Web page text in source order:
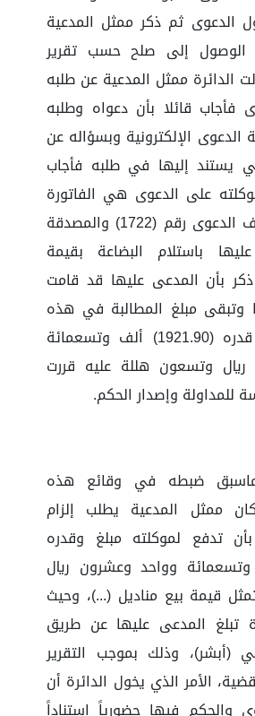
الدعوى ثم ذكر ممثل المدعية
الوصول إلى صلح حسب تقرير
الدائرة ممثل المدعية عن طلبه
قائلا بأن دعواه وطلبه
الإلكترونية وبسؤاله عن
يستند إليها في طلبه فأجاب
على الدعوى هي الفاتورة
المرفقة في ملف الدعوى رقم (1722) والمصدقة
باستلام البضاعة بقيمة
وقد ذكر بأن المدعى عليها قد قامت
وتبقى مبلغ المطالبة في هذه
الدعوى والبالغ قدره (1921.90) ألف وتسعمائة
وتسعون هللة عليه قررت
للمداولة وإصدار الحكم.
ضبطه في وقائع هذه
ممثل المدعية يطلب إلزام
تدفع لموكلته مبلغ وقدره
ألف وتسعمائة وواحد وعشرون ريال
قيمة بيع مناديل (...)، وحيث
تبلغ المدعى عليها عن طريق
(أبشر)، وذلك بموجب التقرير
الأمر الذي يخول الدائرة أن
والحكم فيها حضورياً استناداً